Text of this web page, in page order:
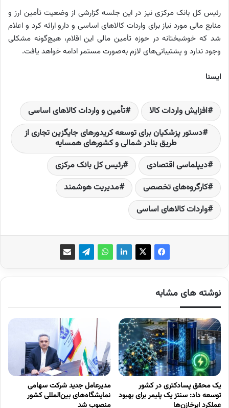
رئیس کل بانک مرکزی نیز در این جلسه گزارشی از وضعیت تأمین ارز و
منابع مالی مورد نیاز برای واردات کالاهای اساسی و دارو ارائه کرد و اعلام
شد که خوشبختانه در حوزه تأمین مالی این اقلام، هیچ‌گونه مشکلی
وجود ندارد و پشتیبانی‌های لازم به‌صورت مستمر ادامه خواهد یافت.
ایسنا
افزایش واردات کالا
تأمین و واردات کالاهای اساسی
دستور پزشکیان برای توسعه کریدورهای جایگزین تجاری از
طریق بنادر شمالی و کشورهای همسایه
دیپلماسی اقتصادی
رئیس کل بانک مرکزی
کارگروه‌های تخصصی
مدیریت هوشمند
واردات کالاهای اساسی
نوشته های مشابه
یک محقق پسادکتری در کشور
توسعه داد: سنتز یک پلیمر برای بهبود
عملکرد ابرخازن‌ها
مدیرعامل جدید شرکت سهامی
نمایشگاه‌های بین‌المللی کشور
منصوب شد